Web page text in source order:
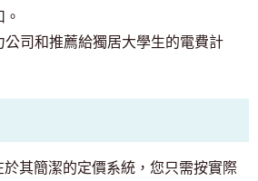
司和推薦給獨居大學生的電費計
於其簡潔的定價系統，您只需按實際